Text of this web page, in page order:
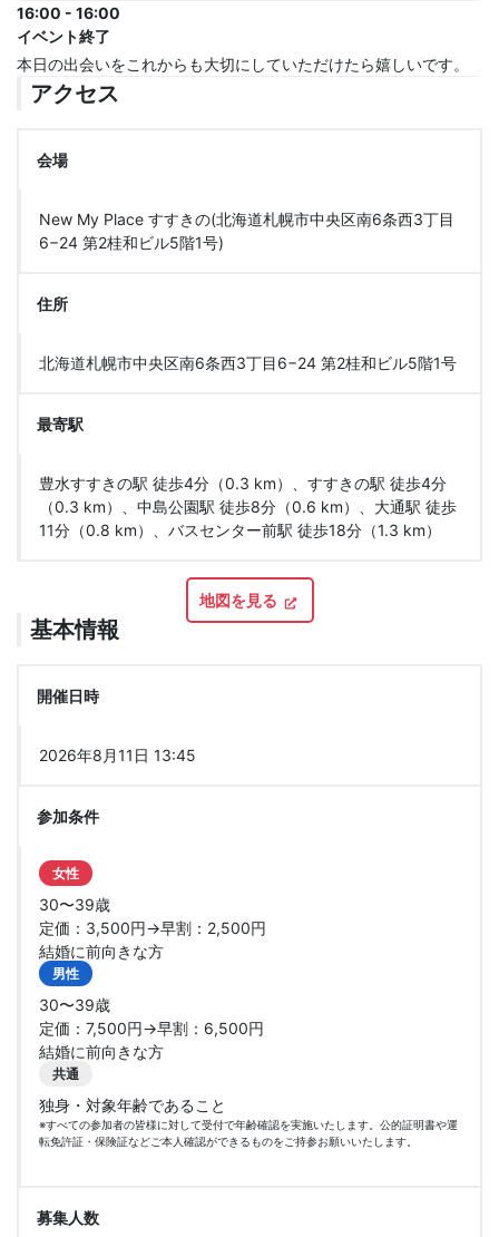
16:00 - 16:00
イベント終了
本日の出会いをこれからも大切にしていただけたら嬉しいです。
アクセス
会場
New My Place すすきの(北海道札幌市中央区南6条西3丁目
6−24 第2桂和ビル5階1号)
住所
北海道札幌市中央区南6条西3丁目6−24 第2桂和ビル5階1号
最寄駅
豊水すすきの駅 徒歩4分（0.3 km）、すすきの駅 徒歩4分
（0.3 km）、中島公園駅 徒歩8分（0.6 km）、大通駅 徒歩
11分（0.8 km）、バスセンター前駅 徒歩18分（1.3 km）
地図を見る
基本情報
開催日時
2026年8月11日 13:45
参加条件
女性
30〜39歳
定価：3,500円→早割：2,500円
結婚に前向きな方
男性
30〜39歳
定価：7,500円→早割：6,500円
結婚に前向きな方
共通
独身・対象年齢であること
※すべての参加者の皆様に対して受付で年齢確認を実施いたします。公的証明書や運
転免許証・保険証などご本人確認ができるものをご持参お願いいたします。
募集人数